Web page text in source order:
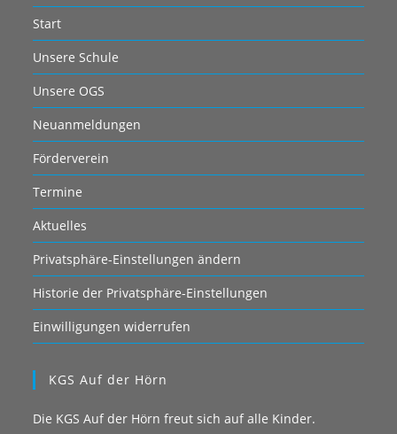
Start
Unsere Schule
Unsere OGS
Neuanmeldungen
Förderverein
Termine
Aktuelles
Privatsphäre-Einstellungen ändern
Historie der Privatsphäre-Einstellungen
Einwilligungen widerrufen
KGS Auf der Hörn
Die KGS Auf der Hörn freut sich auf alle Kinder.